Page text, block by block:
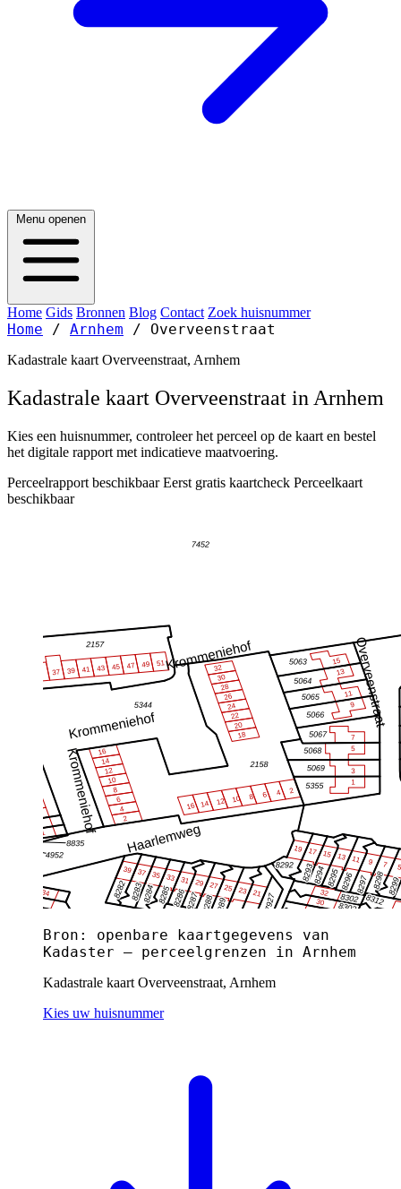
Menu openen
Home Gids Bronnen Blog Contact Zoek huisnummer
Home / Arnhem / Overveenstraat
Kadastrale kaart Overveenstraat, Arnhem
Kadastrale kaart Overveenstraat in Arnhem
Kies een huisnummer, controleer het perceel op de kaart en bestel
het digitale rapport met indicatieve maatvoering.
Perceelrapport beschikbaar Eerst gratis kaartcheck Perceelkaart
beschikbaar
Bron: openbare kaartgegevens van
Kadaster — perceelgrenzen in Arnhem
Kadastrale kaart Overveenstraat, Arnhem
Kies uw huisnummer